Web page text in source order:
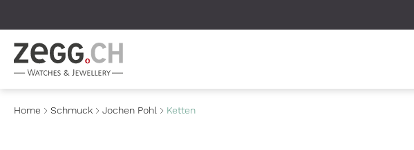
Home Schmuck Jochen Pohl Ketten